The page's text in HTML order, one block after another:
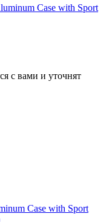
Case with Sport
с вами и уточнят
Case with Sport